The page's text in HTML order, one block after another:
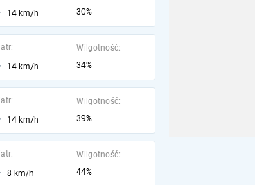
14 km/h
30%
14 km/h
Wilgotność:
34%
14 km/h
Wilgotność:
39%
8 km/h
Wilgotność:
44%